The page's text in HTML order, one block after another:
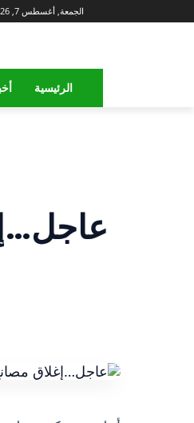
الجمعة, أغسطس 7, 2026
الرئيسية